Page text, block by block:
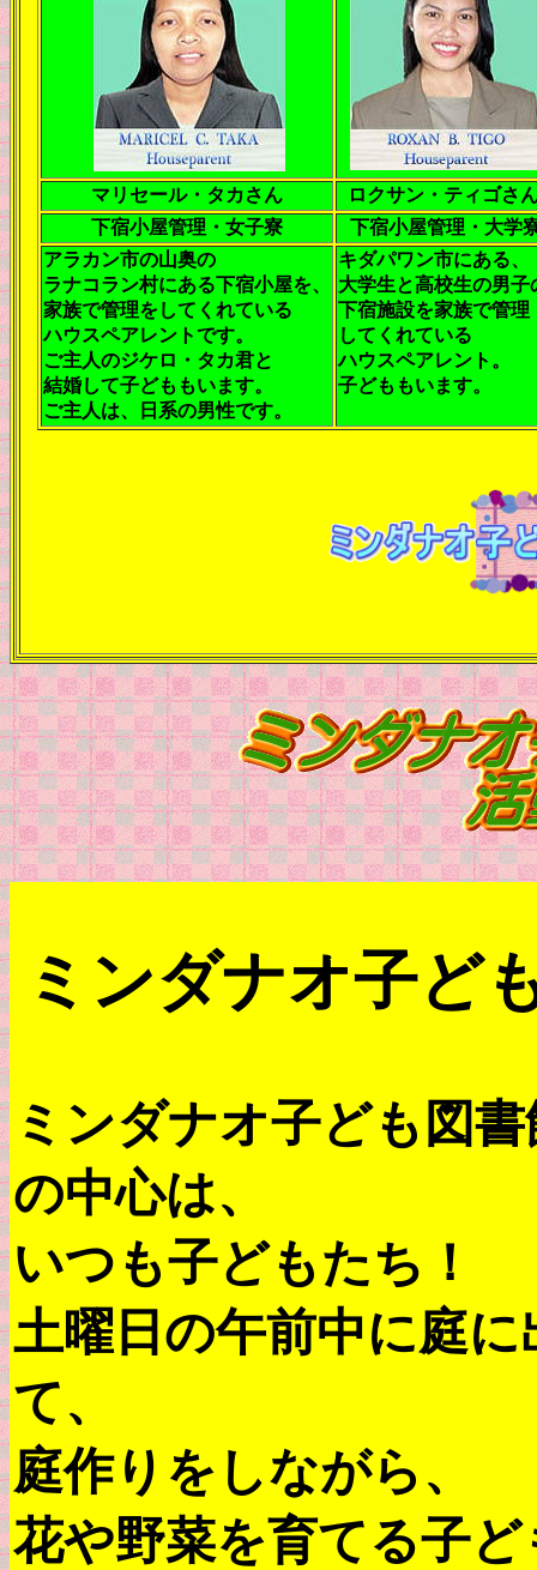
マリセール・タカさん
ロクサン・ティゴさ
下宿小屋管理・女子寮
下宿小屋管理・大学
アラカン市の山奥の
ラナコラン村にある下宿小屋を、
家族で管理をしてくれている
ハウスペアレントです。
ご主人のジケロ・タカ君と
結婚して子どももいます。
ご主人は、日系の男性です。
キダパワン市にある、
大学生と高校生の男子
下宿施設を家族で管理
してくれている
ハウスペアレント。
子どももいます。
ミンダナオ子ど
ミンダナオ子ども図書
の中心は、
いつも子どもたち！
土曜日の午前中に庭に
て、
庭作りをしながら、
花や野菜を育てる子ど